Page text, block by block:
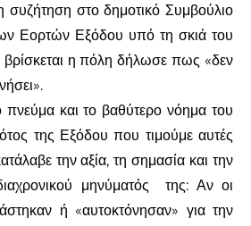
συζήτηση στο δημοτικό Συμβούλιο
Εορτών Εξόδου υπό τη σκιά του
η πόλη δήλωσε πως «δεν
πνεύμα και το βαθύτερο νόημα του
της Εξόδου που τιμούμε αυτές
την αξία, τη σημασία και την
μηνύματός
της: Αν οι
ή «αυτοκτόνησαν» για την